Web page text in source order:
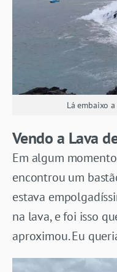
Lá embaixo
Vendo a Lava
Em algum
encontrou um
estava
na lava, e foi isso
aproximou. Eu